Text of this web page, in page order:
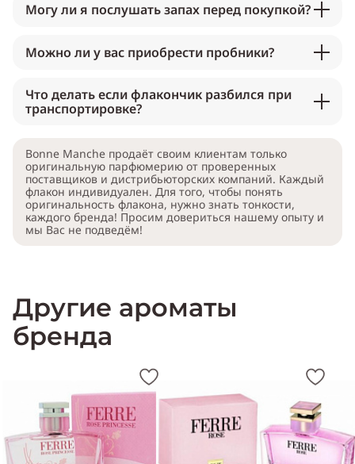
Могу ли я послушать запах перед покупкой?
Можно ли у вас приобрести пробники?
Что делать если флакончик разбился при
транспортировке?
Bonne Manche продаёт своим клиентам только
оригинальную парфюмерию от проверенных
поставщиков и дистрибьюторских компаний. Каждый
флакон индивидуален. Для того, чтобы понять
оригинальность флакона, нужно знать тонкости,
каждого бренда! Просим довериться нашему опыту и
мы Вас не подведём!
Другие ароматы
бренда